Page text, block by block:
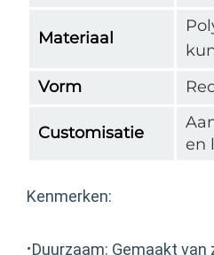
Materiaal
Vorm
Customisatie
en
Kenmerken:
·Duurzaam: Gemaakt